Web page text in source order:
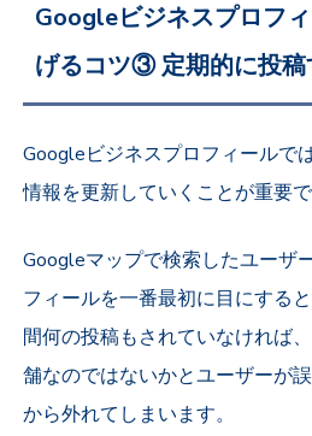
Googleビジネスプロフ
げるコツ③ 定期的に投稿
Googleビジネスプロフィールで
情報を更新していくことが重要で
Googleマップで検索したユーザ
フィールを一番最初に目にする
間何の投稿もされていなければ
舗なのではないかとユーザーが
から外れてしまいます。